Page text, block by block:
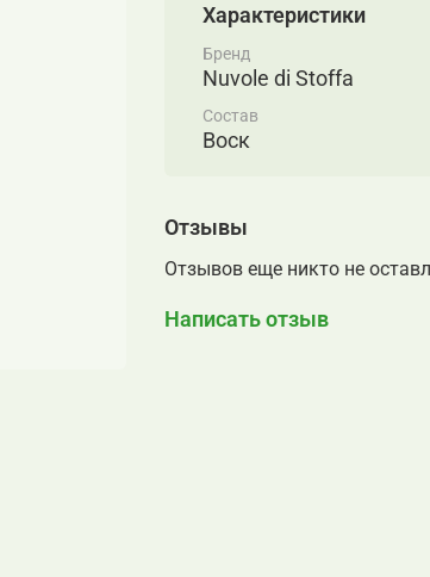
Характеристики
Бренд
Nuvole di Stoffa
Состав
Воск
Отзывы
Отзывов еще никто не
Написать отзыв